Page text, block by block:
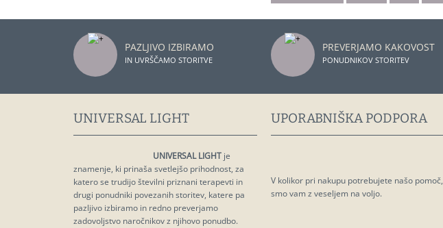
PAZLJIVO IZBIRAMO
IN UVRŠČAMO STORITVE
PREVERJAMO KAKOVOST
PONUDNIKOV STORITEV
UNIVERSAL LIGHT
UNIVERSAL LIGHT je
znamenje, ki prinaša svetlejšo prihodnost, za
katero se trudijo številni priznani terapevti in
drugi ponudniki povezanih storitev, katere pa
pazljivo izbiramo in redno preverjamo
zadovoljstvo naročnikov z njihovo ponudbo.
UPORABNIŠKA PODPORA
V kolikor pri nakupu potrebujete našo pomoč,
smo vam z veseljem na voljo.